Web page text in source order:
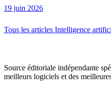
19 juin 2026
Tous les articles Intelligence
Source éditoriale indépendante
meilleurs logiciels et des